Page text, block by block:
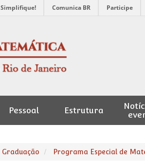
Simplifique! Comunica BR Participe
Pessoal Estrutura
Graduação Programa Especial de